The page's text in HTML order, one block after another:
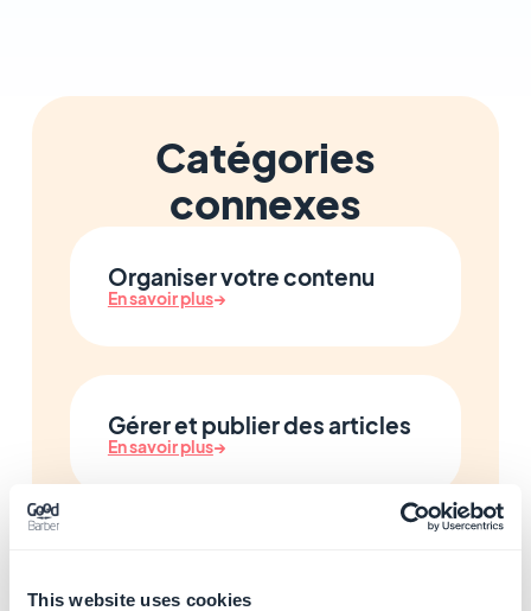
This website uses cookies
Catégories
connexes
Organiser votre contenu
En savoir plus→
Gérer et publier des articles
En savoir plus→
En savoir plus→